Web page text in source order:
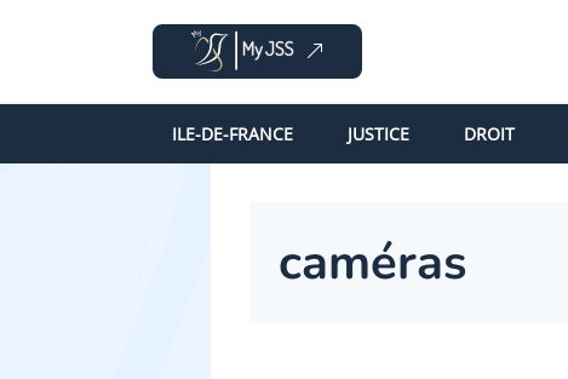
ILE-DE-FRANCE JUSTICE DROIT
caméras